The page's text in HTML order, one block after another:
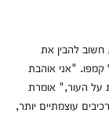
חשוב להבין את
"אני אוהבת
על העור," אומרת
עוצמתיים יותר,